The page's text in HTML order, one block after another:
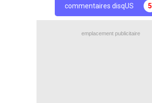
commentaires disqUS
5
emplacement publicitaire